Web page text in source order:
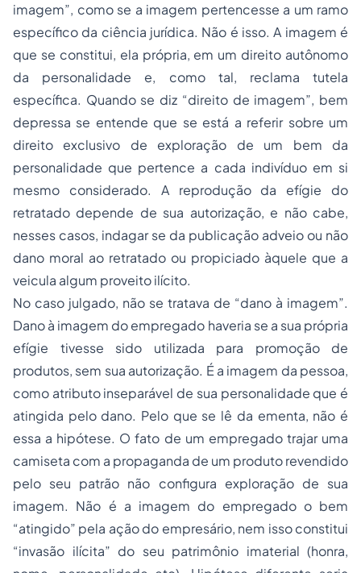
imagem”, como se a imagem pertencesse a um ramo
específico da ciência jurídica. Não é isso. A imagem é
que se constitui, ela própria, em um direito autônomo
da personalidade e, como tal, reclama tutela
específica. Quando se diz “direito de imagem”, bem
depressa se entende que se está a referir sobre um
direito exclusivo de exploração de um bem da
personalidade que pertence a cada indivíduo em si
mesmo considerado. A reprodução da efígie do
retratado depende de sua autorização, e não cabe,
nesses casos, indagar se da publicação adveio ou não
dano moral ao retratado ou propiciado àquele que a
veicula algum proveito ilícito.
No caso julgado, não se tratava de “dano à imagem”.
Dano à imagem do empregado haveria se a sua própria
efígie tivesse sido utilizada para promoção de
produtos, sem sua autorização. É a imagem da pessoa,
como atributo inseparável de sua personalidade que é
atingida pelo dano. Pelo que se lê da ementa, não é
essa a hipótese. O fato de um empregado trajar uma
camiseta com a propaganda de um produto revendido
pelo seu patrão não configura exploração de sua
imagem. Não é a imagem do empregado o bem
“atingido” pela ação do empresário, nem isso constitui
“invasão ilícita” do seu patrimônio imaterial (honra,